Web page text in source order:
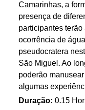
Camarinhas, a
presença de
participantes
ocorrência de
pseudocratera
São Miguel. Ao
poderão
algumas
Duração: 0.15